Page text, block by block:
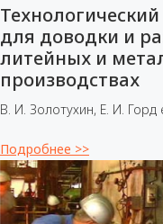
для доводки и
литейных и
производствах
В. И. Золотухин, Е. И. Горд
Подробнее >>